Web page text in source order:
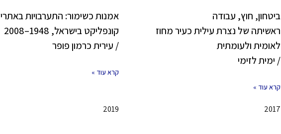
ביטחון, חוץ, עבודה
ראשיתה של נצרת עילית כעיר מחוז
לאומית ולעומתית
/ ימית לזימי
קרא עוד »
2017
אמנות כשימור: התערבויות באתרי
קונפליקט בישראל, 1948–2008
/ עירית כרמון פופר
קרא עוד »
2019